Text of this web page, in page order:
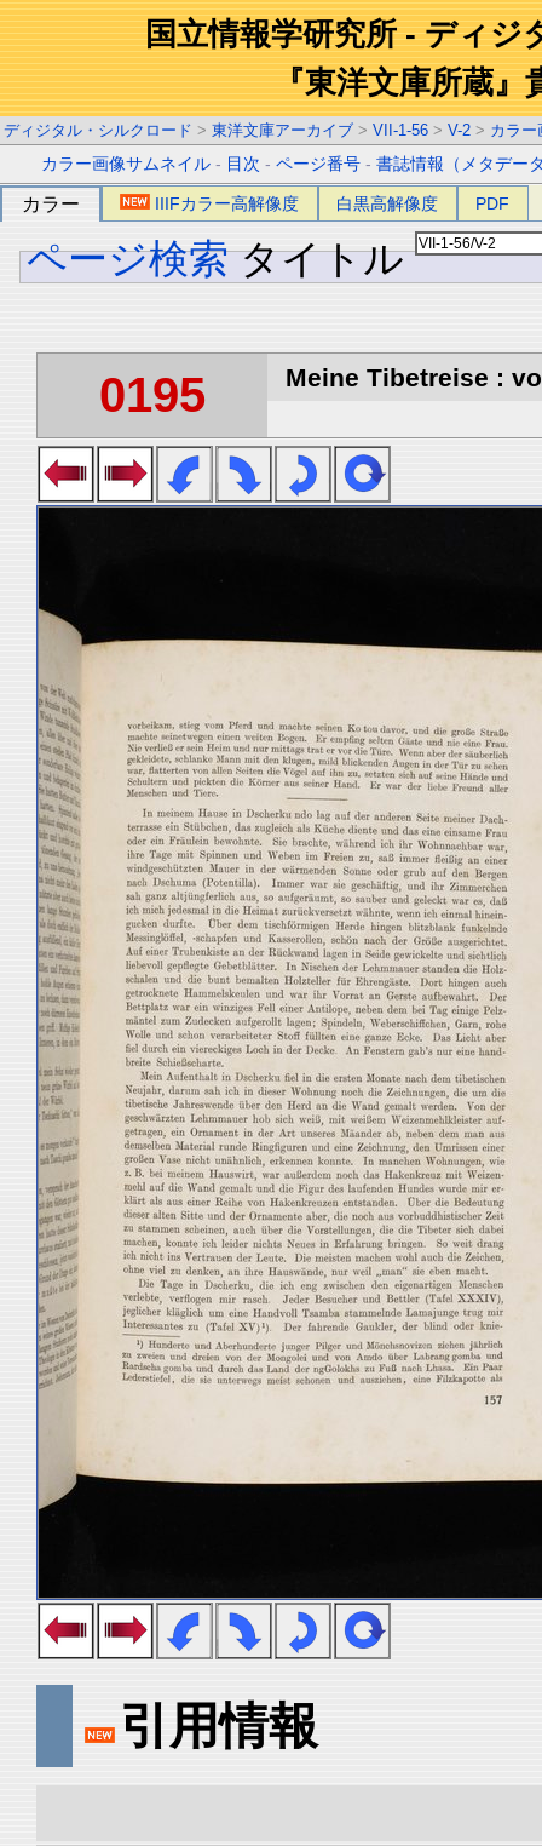
国立情報学研究所 - ディジ
『東洋文庫所蔵』
ディジタル・シルクロード > 東洋文庫アーカイブ > VII-1-56 > V-2 > カラー
カラー画像サムネイル - 目次 -ページ番号 -書誌情報（メタデー
カラー IIIFカラー高解像度 白黒高解像度 PDF
ページ検索 タイトル
0195 Meine Tibetreise :
引用情報